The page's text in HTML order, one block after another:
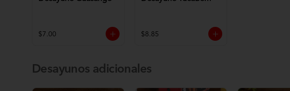
$7.00 $8.85
Desayunos adicionales